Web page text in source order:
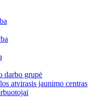
darbo grupė
atvirasis jaunimo centras